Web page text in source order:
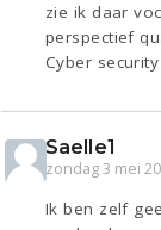
zie ik daar
perspectief
Cyber
Saelle1
zondag 3 mei
Ik ben zelf